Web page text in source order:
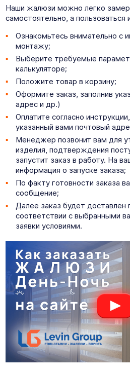
Наши жалюзи можно легко
самостоятельно, а
Ознакомьтесь внимательно с
монтажу;
Выберите требуемые
калькуляторе;
Положите товар в корзину;
Оформите заказ, заполнив
адрес и др.)
Оплатите согласно
указанный вами почтовый
Менеджер позвонит вам для
изделия, подтверждения
запустит заказ в работу. На
информация о запуске заказа;
По факту готовности заказа
сообщение;
Далее заказ будет доставлен
соответствии с выбранными
заявки условиями.